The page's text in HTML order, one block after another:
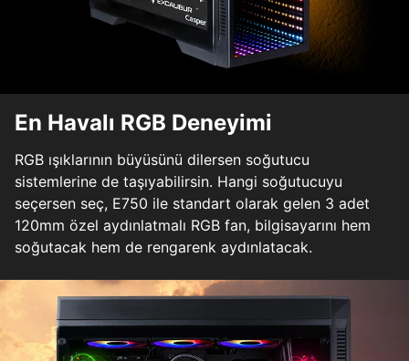
En Havalı RGB Deneyimi
RGB ışıklarının büyüsünü dilersen soğutucu
sistemlerine de taşıyabilirsin. Hangi soğutucuyu
seçersen seç, E750 ile standart olarak gelen 3 adet
120mm özel aydınlatmalı RGB fan, bilgisayarını hem
soğutacak hem de rengarenk aydınlatacak.